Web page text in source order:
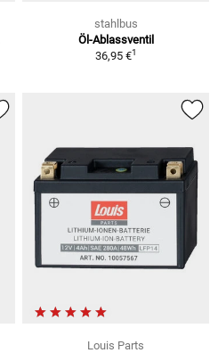
stahlbus
Öl-Ablassventil
36,95 €1
Louis Parts